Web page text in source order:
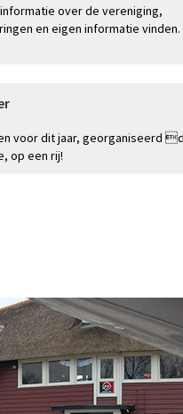
over de vereniging,
en eigen informatie vinden.
voor dit jaar, georganiseerd
op een rij!